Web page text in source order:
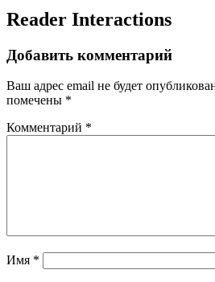
Reader Interactions
Добавить комментарий
Ваш адрес email не будет
помечены *
Комментарий *
Имя *